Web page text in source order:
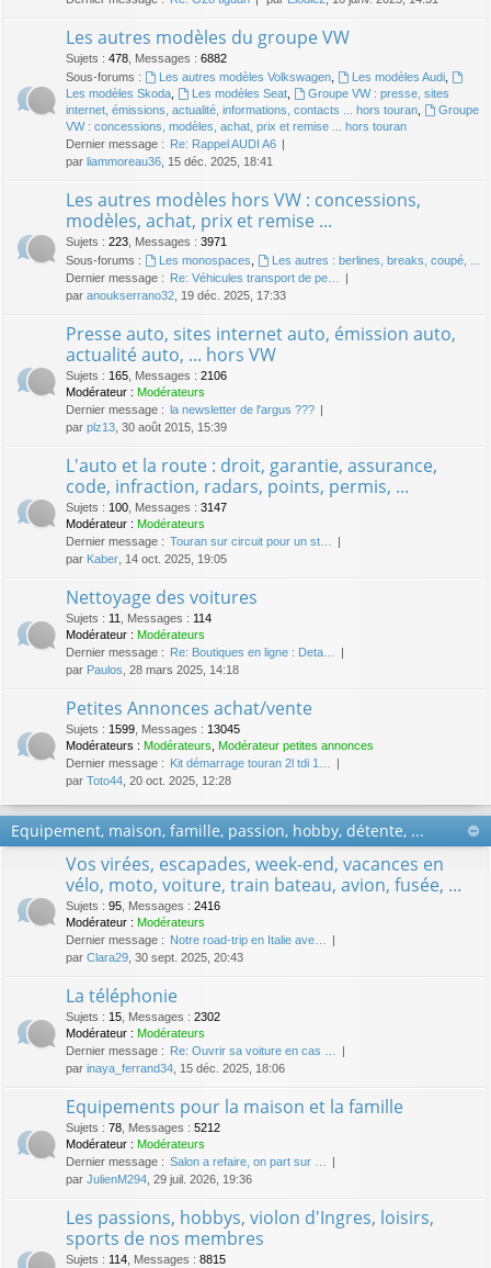
Les autres modèles du groupe VW
Sujets : 478 Messages : 6882
Sous-forums :
Les autres modèles Volkswagen, Les modèles Audi,
Les modèles Skoda
Les modèles Seat,
Groupe VW : presse, sites
internet, émissions, actualité, informations, contacts ... hors touran
Groupe
VW : concessions, modèles, achat, prix et remise ... hors touran
Dernier message :
Re: Rappel AUDI A6
par liammoreau36 , 15 déc. 2025, 18:41
Les autres modèles hors VW : concessions,
modèles, achat, prix et remise ...
Sujets : 223 Messages : 3971
Sous-forums :
Les monospaces
Les autres : berlines, breaks, coupé, ...
Dernier message :
Re: Véhicules transport de pe…
par anoukserrano32 , 19 déc. 2025, 17:33
Presse auto, sites internet auto, émission auto,
actualité auto, ... hors VW
Sujets : 165 Messages : 2106
Modérateur : Modérateurs
Dernier message :
la newsletter de l'argus ???
par plz13 , 30 août 2015, 15:39
L'auto et la route : droit, garantie, assurance,
code, infraction, radars, points, permis, ...
Sujets : 100 Messages : 3147
Modérateur : Modérateurs
Dernier message : Touran sur circuit pour un st…
par Kaber , 14 oct. 2025, 19:05
Nettoyage des voitures
Sujets : 11 Messages : 114
Modérateur : Modérateurs
Dernier message :
Re: Boutiques en ligne : Deta…
par Paulos , 28 mars 2025, 14:18
Petites Annonces achat/vente
Sujets : 1599 Messages : 13045
Modérateurs : Modérateurs
Modérateur petites annonces
Dernier message :
Kit démarrage touran 2l tdi 1…
par Toto44 , 20 oct. 2025, 12:28
Equipement, maison, famille, passion, hobby, détente, ...
Vos virées, escapades, week-end, vacances en
vélo, moto, voiture, train bateau, avion, fusée, ...
Sujets : 95 Messages : 2416
Modérateur : Modérateurs
Dernier message : Notre road-trip en Italie ave…
par Clara29 , 30 sept. 2025, 20:43
La téléphonie
Sujets : 15 Messages : 2302
Modérateur : Modérateurs
Dernier message :
Re: Ouvrir sa voiture en cas …
par inaya_ferrand34 , 15 déc. 2025, 18:06
Equipements pour la maison et la famille
Sujets : 78 Messages : 5212
Modérateur : Modérateurs
Dernier message : Salon a refaire, on part sur …
par JulienM294 , 29 juil. 2026, 19:36
Les passions, hobbys, violon d'Ingres, loisirs,
sports de nos membres
Sujets : 114 Messages : 8815